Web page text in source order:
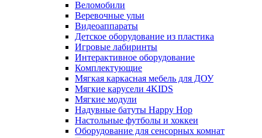
Веломобили
Веревочные ульи
Видеоаппараты
Детское оборудование из пластика
Игровые лабиринты
Интерактивное оборудование
Комплектующие
Мягкая каркасная мебель для ДОУ
Мягкие карусели 4KIDS
Мягкие модули
Надувные батуты Happy Hop
Настольные футболы и хоккеи
Оборудование для сенсорных комнат